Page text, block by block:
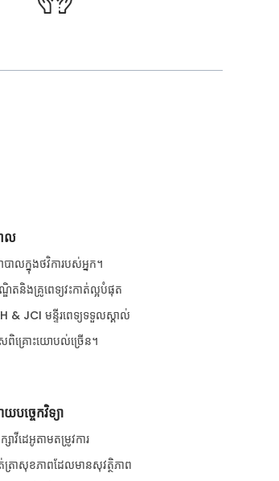
ល
ាបាលក្នុងថវិការបស់អ្នក។
ណ្ឌិតនិងគ្រូពេទ្យវះកាត់ល្អបំផុត
& JCI មន្ទីរពេទ្យទទួលស្គាល់
ពិគ្រោះយោបល់ច្រើន។
ច្ចេកវិទ្យា
សាវីដេអូតាមតម្រូវការ
រាសុខភាពដែលមានសុវត្ថិភាព